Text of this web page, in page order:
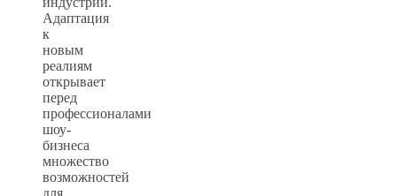
Адаптация
к
новым
реалиям
открывает
перед
профессионалами
шоу-
бизнеса
множество
возможностей